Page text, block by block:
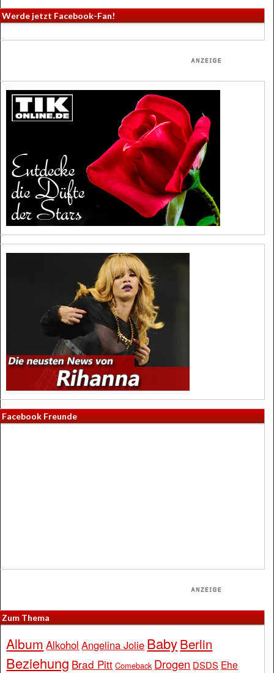
Werde jetzt Facebook-Fan!
Facebook Freunde
Zum Thema
Album Alkohol Angelina Jolie BabyBerlin
Beziehung Brad Pitt Comeback Drogen DSDS Ehe